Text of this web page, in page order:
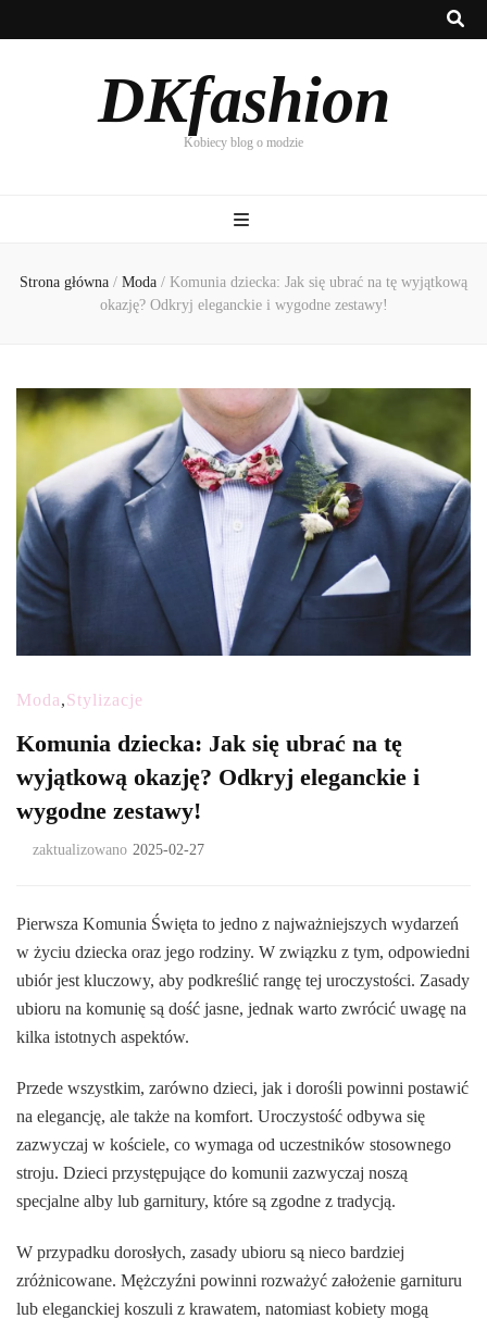
DKfashion
Kobiecy blog o modzie
Strona główna / Moda / Komunia dziecka: Jak się ubrać na tę wyjątkową
okazję? Odkryj eleganckie i wygodne zestawy!
Moda,Stylizacje
Komunia dziecka: Jak się ubrać na tę
wyjątkową okazję? Odkryj eleganckie i
wygodne zestawy!
zaktualizowano 2025-02-27
Pierwsza Komunia Święta to jedno z najważniejszych wydarzeń
w życiu dziecka oraz jego rodziny. W związku z tym, odpowiedni
ubiór jest kluczowy, aby podkreślić rangę tej uroczystości. Zasady
ubioru na komunię są dość jasne, jednak warto zwrócić uwagę na
kilka istotnych aspektów.
Przede wszystkim, zarówno dzieci, jak i dorośli powinni postawić
na elegancję, ale także na komfort. Uroczystość odbywa się
zazwyczaj w kościele, co wymaga od uczestników stosownego
stroju. Dzieci przystępujące do komunii zazwyczaj noszą
specjalne alby lub garnitury, które są zgodne z tradycją.
W przypadku dorosłych, zasady ubioru są nieco bardziej
zróżnicowane. Mężczyźni powinni rozważyć założenie garnituru
lub eleganckiej koszuli z krawatem, natomiast kobiety mogą